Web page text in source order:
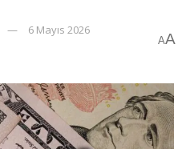
6 Mayıs 2026
AA